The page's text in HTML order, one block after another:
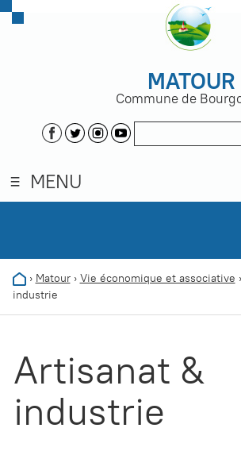
MATOUR
Commune de
MENU
› Matour› Vie économique et associative ›
industrie
Artisanat &
industrie